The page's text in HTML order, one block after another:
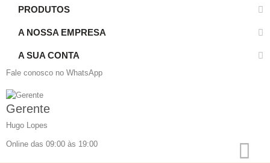
PRODUTOS
A NOSSA EMPRESA
A SUA CONTA
Fale conosco no WhatsApp
Gerente
Hugo Lopes
Online das 09:00 às 19:00